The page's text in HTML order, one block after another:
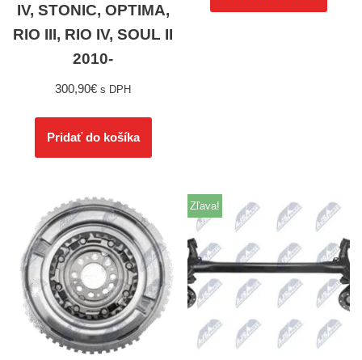
IV, STONIC, OPTIMA,
RIO III, RIO IV, SOUL II
2010-
300,90€ s DPH
Pridať do košíka
Zľava!